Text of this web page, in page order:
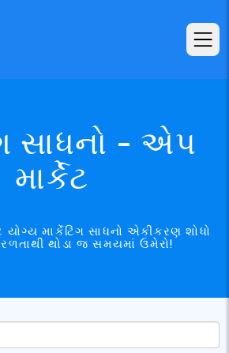
સાધનો - એપ
માર્કેટ
યોગ્ય માર્કેટિંગ સાધનો એકીકરણ શોધો
થોડા જ સમયમાં ઉમેરો!